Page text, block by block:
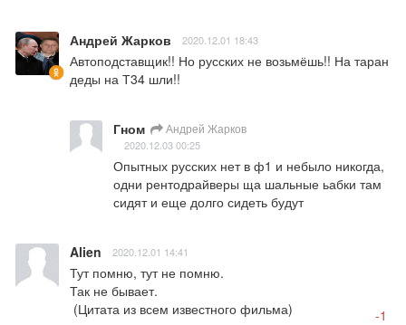
Андрей Жарков 2020.12.01 18:43
Автоподставщик!! Но русских не возьмёшь!! На таран
деды на Т34 шли!!
Гном Андрей Жарков
2020.12.03 00:25
Опытных русских нет в ф1 и небыло никогда,
одни рентодрайверы ща шальные ьабки там
сидят и еще долго сидеть будут
Alien 2020.12.01 14:41
Тут помню, тут не помню.
Так не бывает.
(Цитата из всем известного фильма)
-1